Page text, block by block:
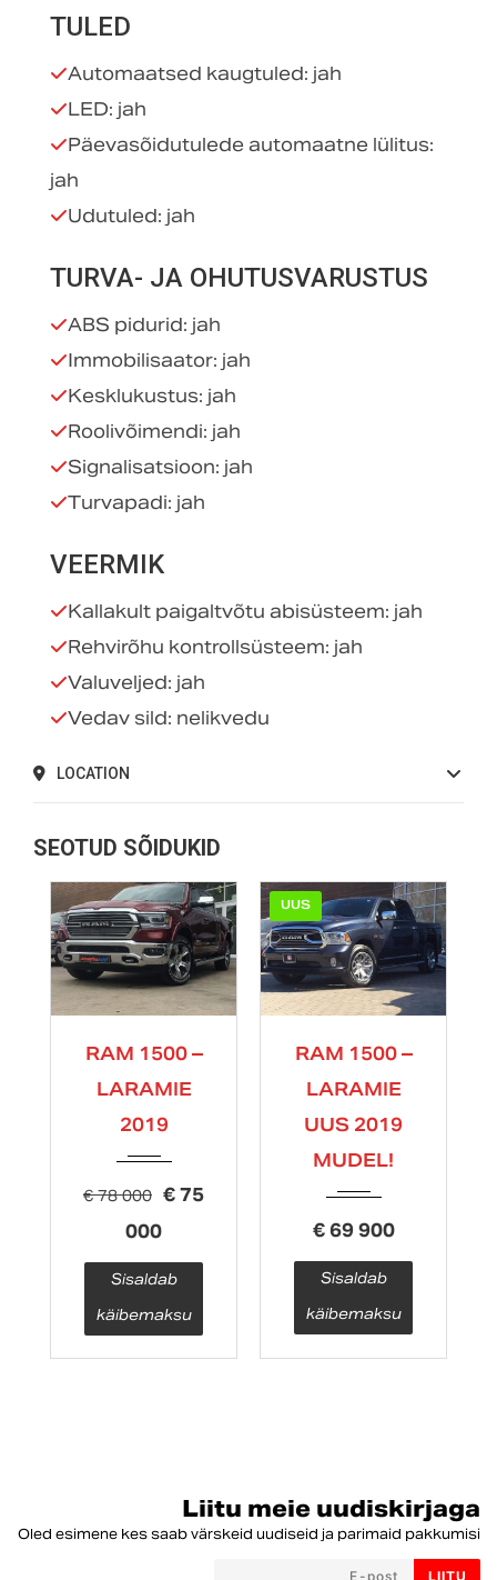
TULED
Automaatsed kaugtuled: jah
LED: jah
Päevasõidutulede automaatne lülitus:
jah
Udutuled: jah
TURVA- JA OHUTUSVARUSTUS
ABS pidurid: jah
Immobilisaator: jah
Kesklukustus: jah
Roolivõimendi: jah
Signalisatsioon: jah
Turvapadi: jah
VEERMIK
Kallakult paigaltvõtu abisüsteem: jah
Rehvirõhu kontrollsüsteem: jah
Valuveljed: jah
Vedav sild: nelikvedu
LOCATION
SEOTUD SÕIDUKID
2019
Manua...
39 km
RAM 1500 –
LARAMIE
2019
€78 000 €75
000
Sisaldab
käibemaksu
UUS
2019
Autom...
39 km
RAM 1500 –
LARAMIE
UUS 2019
MUDEL!
€69 900
Sisaldab
käibemaksu
Liitu meie uudiskirjaga
Oled esimene kes saab värskeid uudiseid ja parimaid pakkumisi
LIITU